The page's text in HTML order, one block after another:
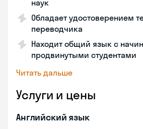
наук
Обладает удостоверением
переводчика
Находит общий язык с
продвинутыми студентами
Читать дальше
Услуги и цены
Английский язык